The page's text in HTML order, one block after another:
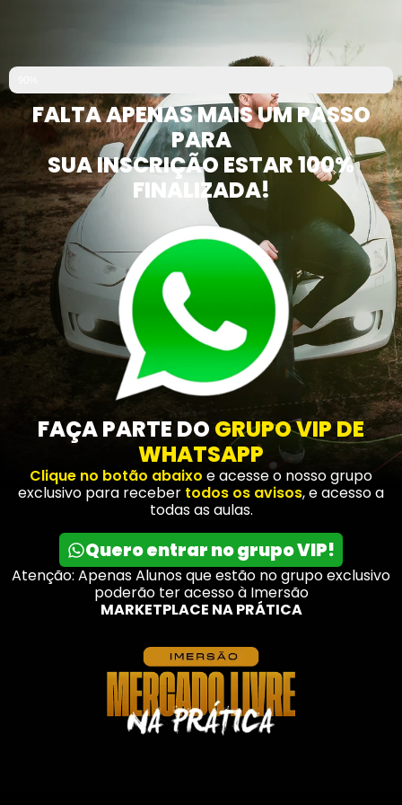
FALTA APENAS MAIS UM PASSO
PARA
SUA INSCRIÇÃO ESTAR 100%
FINALIZADA!
FAÇA PARTE DO GRUPO VIP DE
WHATSAPP
Clique no botão abaixo e acesse o nosso grupo
exclusivo para receber todos os avisos, e acesso a
todas as aulas.
Quero entrar no grupo VIP!
Atenção: Apenas Alunos que estão no grupo exclusivo
poderão ter acesso à Imersão
MARKETPLACE NA PRÁTICA